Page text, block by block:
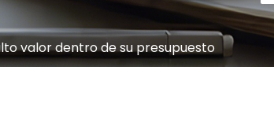
valor dentro de su presupuesto